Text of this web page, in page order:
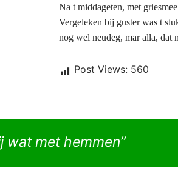
Na t middageten, met
Vergeleken bij guster was t
nog wel neudeg, mar alla, dat
Post Views: 560
wat met hemmen”